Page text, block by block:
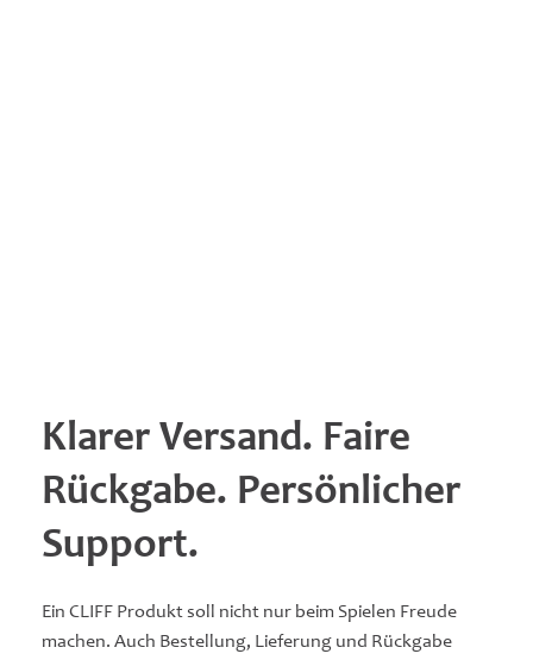
Klarer Versand. Faire
Rückgabe. Persönlicher
Support.
Ein CLIFF Produkt soll nicht nur beim Spielen Freude
machen. Auch Bestellung, Lieferung und Rückgabe